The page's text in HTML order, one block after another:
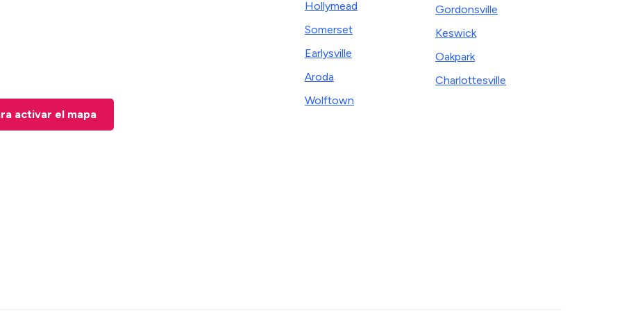
activar el mapa
Hollymead
Somerset
Earlysville
Aroda
Wolftown
Gordonsville
Keswick
Oakpark
Charlottesville